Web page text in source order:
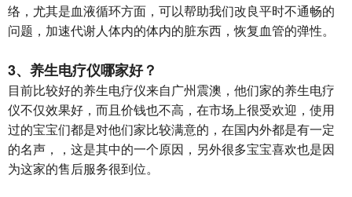
络，尤其是血液循环方面，可以帮助我们改良平时不通畅的
问题，加速代谢人体内的体内的脏东西，恢复血管的弹性。
3、 养生电疗仪哪家好？
目前比较好的养生电疗仪来自广州震澳，他们家的养生电疗
仪不仅效果好，而且价钱也不高，在市场上很受欢迎，使用
过的宝宝们都是对他们家比较满意的，在国内外都是有一定
的名声，，这是其中的一个原因，另外很多宝宝喜欢也是因
为这家的售后服务很到位。